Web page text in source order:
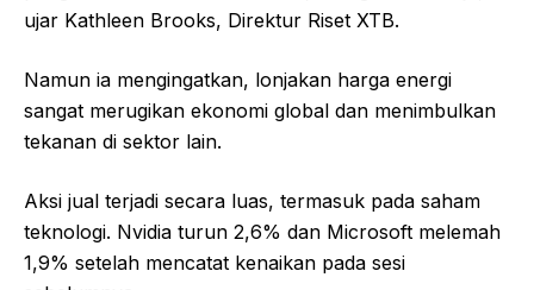
ujar Kathleen Brooks, Direktur Riset XTB.
Namun ia mengingatkan, lonjakan harga energi
sangat merugikan ekonomi global dan menimbulkan
tekanan di sektor lain.
Aksi jual terjadi secara luas, termasuk pada saham
teknologi. Nvidia turun 2,6% dan Microsoft melemah
1,9% setelah mencatat kenaikan pada sesi